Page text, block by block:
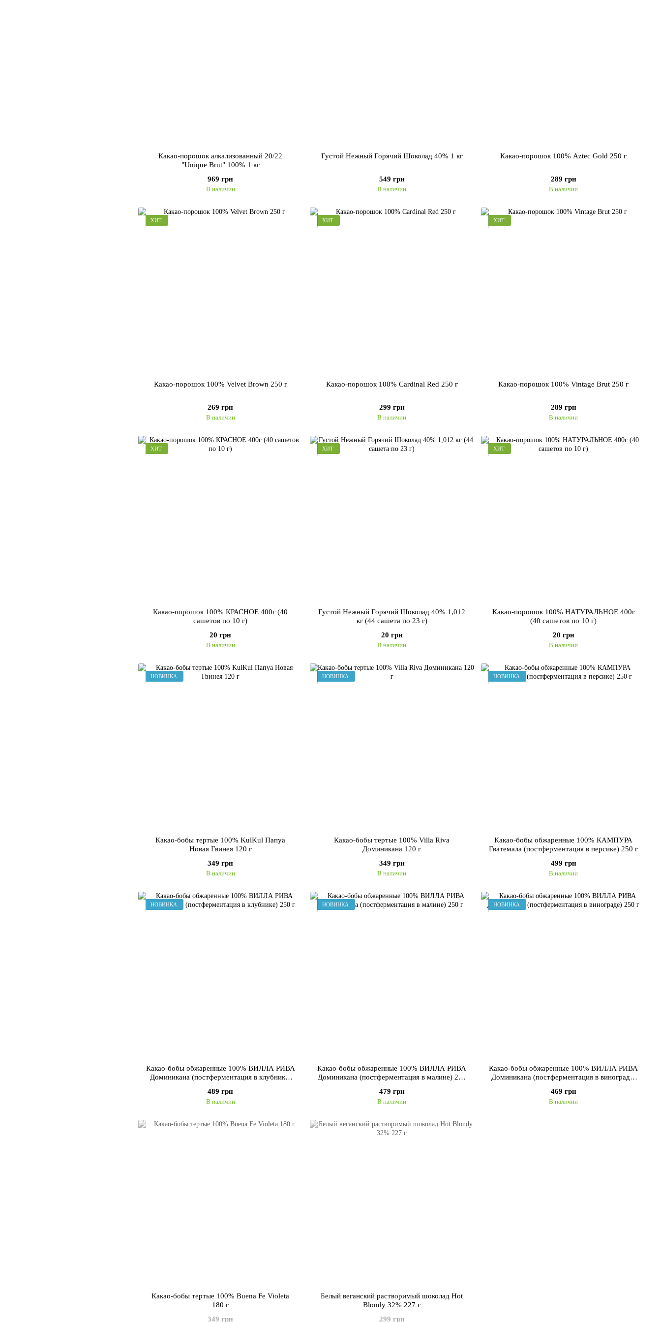
Какао-порошок алкализованный 20/22
"Unique Brut" 100% 1 кг
969 грн
В наличии
Густой Нежный Горячий Шоколад 40% 1 кг
549 грн
В наличии
Какао-порошок 100% Aztec Gold 250 г
289 грн
В наличии
ХИТ
Какао-порошок 100% Velvet Brown 250 г
269 грн
В наличии
ХИТ
Какао-порошок 100% Cardinal Red 250 г
299 грн
В наличии
ХИТ
Какао-порошок 100% Vintage Brut 250 г
289 грн
В наличии
ХИТ
Какао-порошок 100% КРАСНОЕ 400г (40
сашетов по 10 г)
20 грн
В наличии
ХИТ
Густой Нежный Горячий Шоколад 40% 1,012
кг (44 сашета по 23 г)
20 грн
В наличии
ХИТ
Какао-порошок 100% НАТУРАЛЬНОЕ 400г
(40 сашетов по 10 г)
20 грн
В наличии
НОВИНКА
Какао-бобы тертые 100% KulKul Папуа
Новая Гвинея 120 г
349 грн
В наличии
НОВИНКА
Какао-бобы тертые 100% Villa Riva
Доминикана 120 г
349 грн
В наличии
НОВИНКА
Какао-бобы обжаренные 100% КАМПУРА
Гватемала (постферментация в персике) 250 г
499 грн
В наличии
НОВИНКА
Какао-бобы обжаренные 100% ВИЛЛА РИВА
Доминикана (постферментация в клубнике)
489 грн
В наличии
НОВИНКА
Какао-бобы обжаренные 100% ВИЛЛА РИВА
Доминикана (постферментация в малине) 250
479 грн
В наличии
НОВИНКА
Какао-бобы обжаренные 100% ВИЛЛА РИВА
Доминикана (постферментация в винограде)
469 грн
В наличии
Какао-бобы тертые 100% Buena Fe Violeta
180 г
349 грн
Белый веганский растворимый шоколад Hot
Blondy 32% 227 г
299 грн